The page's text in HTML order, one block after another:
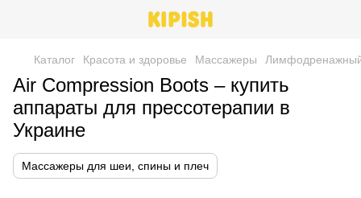
Каталог Красота и здоровье Массажеры
Air Compression Boots – купить
аппараты для прессотерапии в
Украине
Массажеры для шеи, спины и плеч